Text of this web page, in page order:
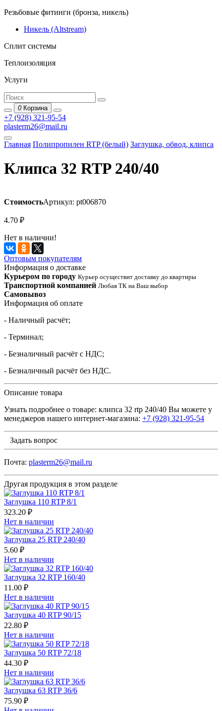
Резьбовые фитинги (бронза, никель)
Никель (Altstream)
Сплит системы
Теплоизоляция
Услуги
0 Корзина
+7 (928) 321-95-54
plasterm26@mail.ru
Главная Полипропилен RTP (белый) Заглушка, обвод, клипса
Клипса 32 RTP 240/40
СтоимостьАртикул: pt006870
4.70 ₽
Нет в наличии!
Оптовым покупателям
Информация о доставке
Курьером по городу Курьер осуществит доставку до квартиры
Транспортной компанией Любая ТК на Ваш выбор
Самовывоз
Информация об оплате
- Наличный расчёт;
- Терминал;
- Безналичный расчёт с НДС;
- Безналичный расчёт без НДС.
Описание товара
Узнать подробнее о товаре: клипса 32 rtp 240/40 Вы можете у
менеджеров нашего интернет-магазина: +7 (928) 321-95-54
Задать вопрос
Почта: plasterm26@mail.ru
Другая продукция в этом разделе
Заглушка 110 RTP 8/1
323.20 ₽
Нет в наличии
Заглушка 25 RTP 240/40
5.60 ₽
Нет в наличии
Заглушка 32 RTP 160/40
11.00 ₽
Нет в наличии
Заглушка 40 RTP 90/15
22.80 ₽
Нет в наличии
Заглушка 50 RTP 72/18
44.30 ₽
Нет в наличии
Заглушка 63 RTP 36/6
75.90 ₽